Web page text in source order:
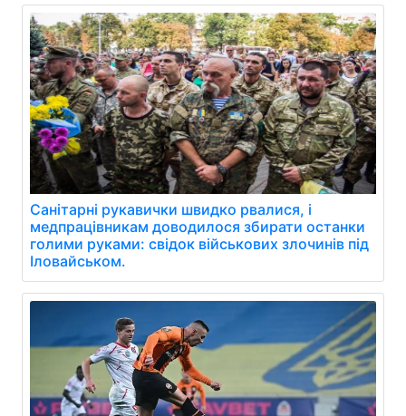
Санітарні рукавички швидко рвалися, і
медпрацівникам доводилося збирати останки
голими руками: свідок військових злочинів під
Іловайськом.